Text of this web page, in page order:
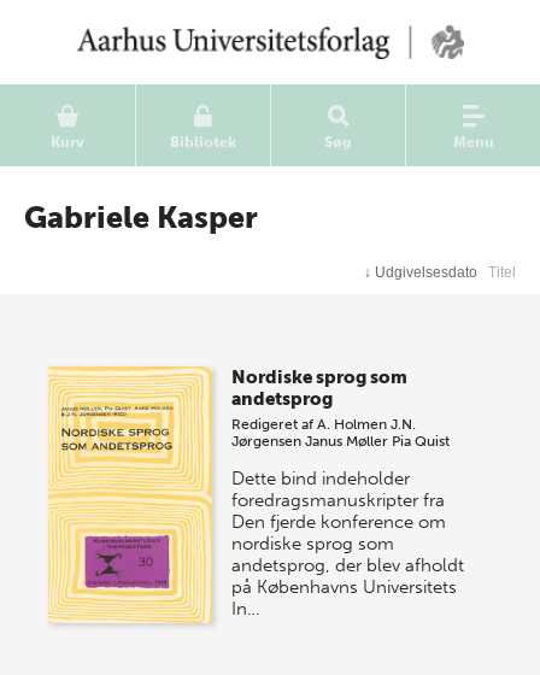
Kurv Bibliotek Søg Menu
Gabriele Kasper
↓ Udgivelsesdato Titel
Nordiske sprog som
andetsprog
Redigeret afA. Holmen J.N.
Jørgensen Janus Møller Pia Quist
Dette bind indeholder
foredragsmanuskripter fra
Den fjerde konference om
nordiske sprog som
andetsprog, der blev afholdt
på Københavns Universitets
In…